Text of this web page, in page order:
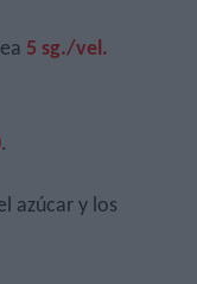
5 sg./vel.
.
azúcar y los